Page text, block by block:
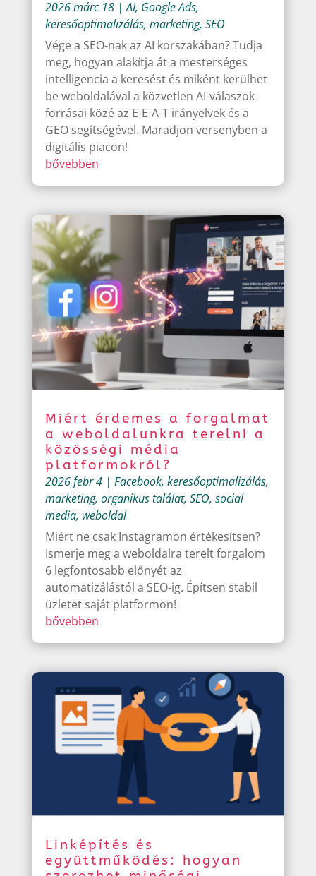
2026 márc 18|AI, Google Ads,
keresőoptimalizálás, marketing, SEO
Vége a SEO-nak az AI korszakában? Tudja
meg, hogyan alakítja át a mesterséges
intelligencia a keresést és miként kerülhet
be weboldalával a közvetlen AI-válaszok
forrásai közé az E-E-A-T irányelvek és a
GEO segítségével. Maradjon versenyben a
digitális piacon!
bővebben
Miért érdemes a forgalmat
a weboldalunkra terelni a
közösségi média
platformokról?
2026 febr 4| Facebook, keresőoptimalizálás,
marketing, organikus találat, SEO, social
media, weboldal
Miért ne csak Instagramon értékesítsen?
Ismerje meg a weboldalra terelt forgalom
6 legfontosabb előnyét az
automatizálástól a SEO-ig. Építsen stabil
üzletet saját platformon!
bővebben
Linképítés és
együttműködés: hogyan